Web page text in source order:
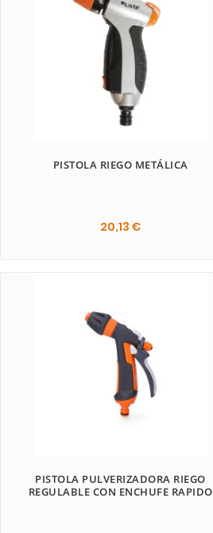
PISTOLA RIEGO METÁLICA
20,13 €
PISTOLA PULVERIZADORA RIEGO
REGULABLE CON ENCHUFE RAPIDO